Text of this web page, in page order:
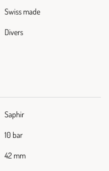
Swiss made
Divers
Saphir
10 bar
42 mm